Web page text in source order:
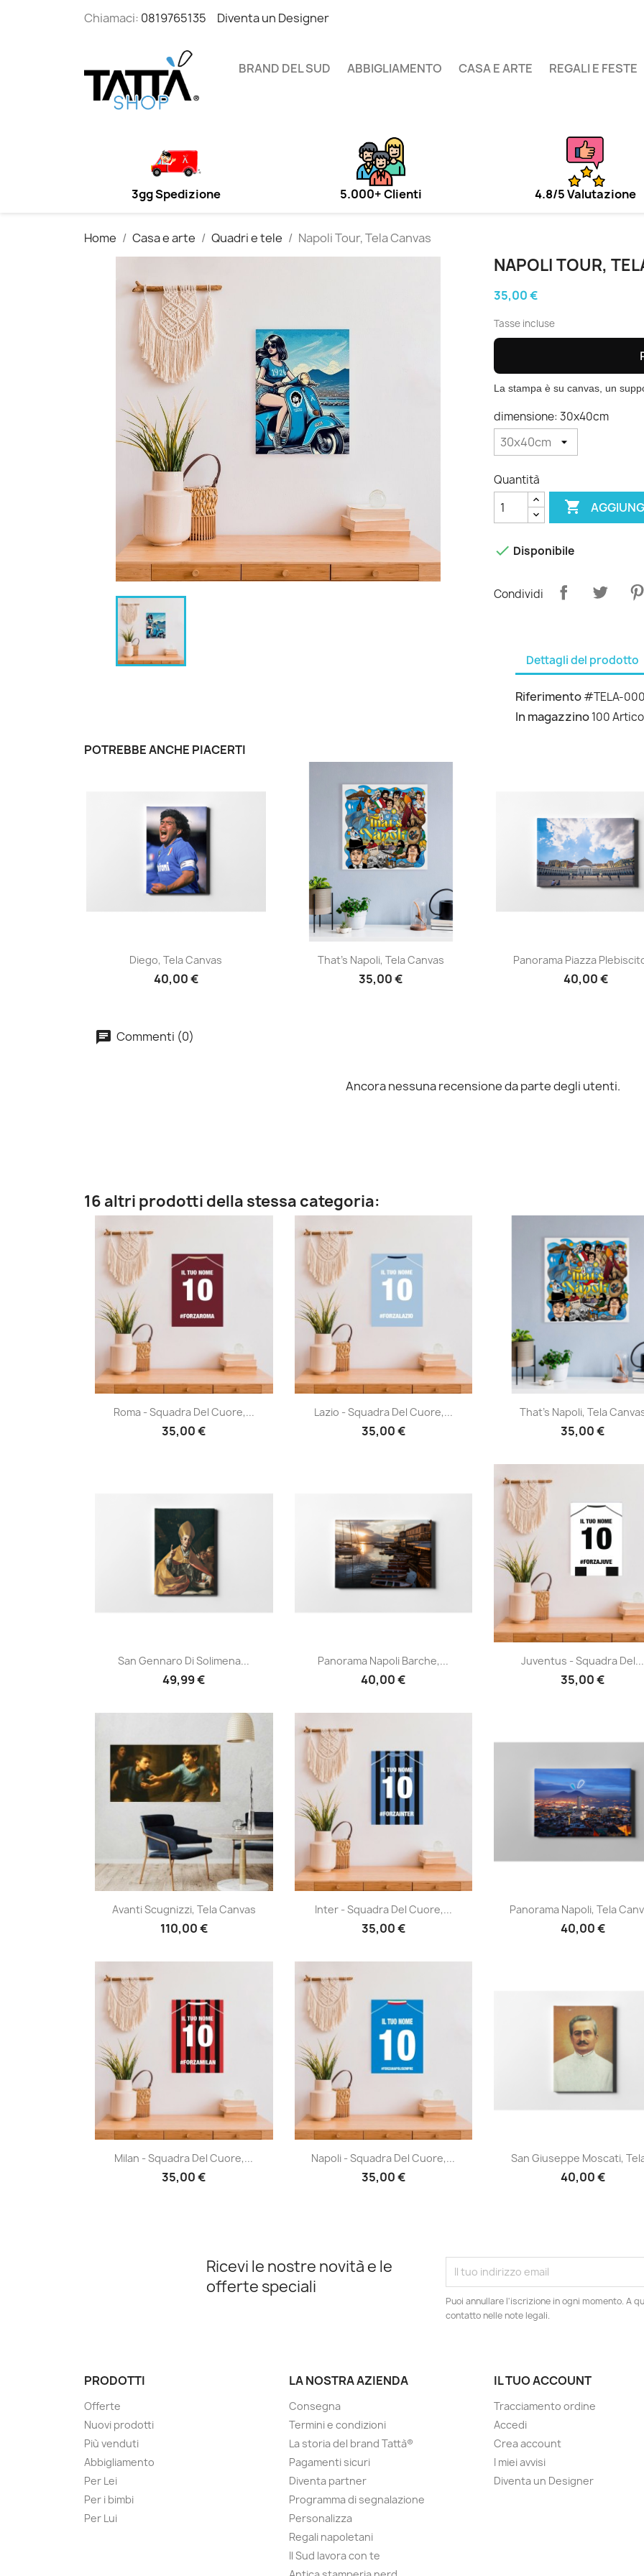
Chiamaci: 0819765135 Diventa un Designer
BRAND DEL SUD ABBIGLIAMENTO CASA E ARTE REGALI E FESTE
3gg Spedizione 5.000+ Clienti 4.8/5 Valutazione
Home Casa e arte Quadri e tele Napoli Tour, Tela Canvas
NAPOLI TOUR,
35,00 €
Tasse incluse
La stampa è su canvas, un
dimensione: 30x40cm
Quantità

 Disponibile
Condividi
Dettagli del prodotto
Riferimento#TELA-
In magazzino100
POTREBBE ANCHE PIACERTI
Anteprima
Diego, Tela Canvas
40,00 €
Anteprima
That's Napoli, Tela Canvas
35,00 €
Anteprima
Panorama Piazza
40,00 €
Commenti (0)
Ancora nessuna recensione da parte degli utenti.
16 altri prodotti della stessa categoria:
Anteprima
Roma - Squadra Del Cuore,...
35,00 €
Anteprima
Lazio - Squadra Del Cuore,...
35,00 €
Anteprima
That's Napoli, Tela
35,00 €
Anteprima
San Gennaro Di Solimena...
49,99 €
Anteprima
Panorama Napoli Barche,...
40,00 €
Anteprima
Juventus - Squadra Del...
35,00 €
Anteprima
Avanti Scugnizzi, Tela Canvas
110,00 €
Anteprima
Inter - Squadra Del Cuore,...
35,00 €
Anteprima
Panorama Napoli, Tela
40,00 €
Anteprima
Milan - Squadra Del Cuore,...
35,00 €
Anteprima
Napoli - Squadra Del Cuore,...
35,00 €
Anteprima
San Giuseppe Moscati,
40,00 €
Ricevi le nostre novità e le
offerte speciali
Puoi annullare l'iscrizione in ogni momento. A
contatto nelle note legali.
PRODOTTI
Offerte
Nuovi prodotti
Più venduti
Abbigliamento
Per Lei
Per i bimbi
Per Lui
LA NOSTRA AZIENDA
Consegna
Termini e condizioni
La storia del brand Tattà®
Pagamenti sicuri
Diventa partner
Programma di segnalazione
Personalizza
Regali napoletani
Il Sud lavora con te
IL TUO ACCOUNT
Tracciamento ordine
Accedi
Crea account
I miei avvisi
Diventa un Designer